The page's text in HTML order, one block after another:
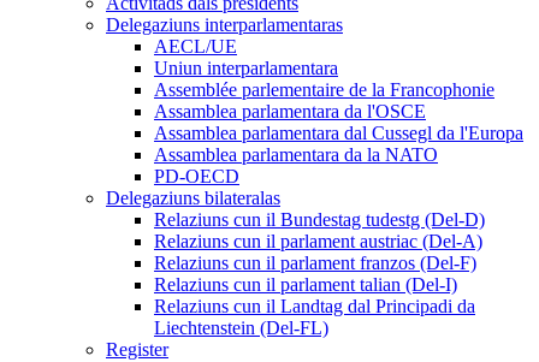
Delegaziuns interparlamentaras
AECL/UE
Uniun interparlamentara
Assemblée parlementaire de la Francophonie
Assamblea parlamentara da l'OSCE
Assamblea parlamentara dal Cussegl da l'Europa
Assamblea parlamentara da la NATO
PD-OECD
Delegaziuns bilateralas
Relaziuns cun il Bundestag tudestg (Del-D)
Relaziuns cun il parlament austriac (Del-A)
Relaziuns cun il parlament franzos (Del-F)
Relaziuns cun il parlament talian (Del-I)
Relaziuns cun il Landtag dal Principadi da
Liechtenstein (Del-FL)
Register